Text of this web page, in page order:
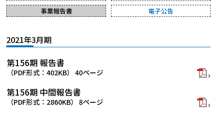
2021年3月期
第156期 報告書
（PDF形式：402KB） 40ページ
第156期 中間報告書
（PDF形式：2860KB） 8ページ
事業報告書
電子公告